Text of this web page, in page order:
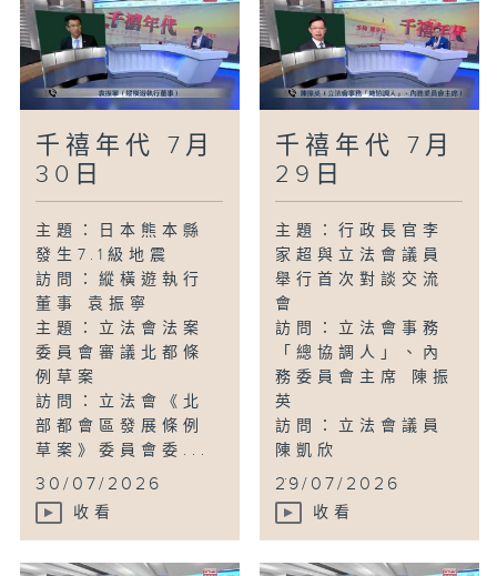
千禧年代 7月
30日
主題：日本熊本縣
發生7.1級地震
訪問：縱橫遊執行
董事 袁振寧
主題：立法會法案
委員會審議北都條
例草案
訪問：立法會《北
部都會區發展條例
草案》委員會委...
30/07/2026
收看
千禧年代 7月
29日
主題：行政長官李
家超與立法會議員
舉行首次對談交流
會
訪問：立法會事務
「總協調人」、內
務委員會主席 陳振
英
訪問：立法會議員
陳凱欣
...
29/07/2026
收看